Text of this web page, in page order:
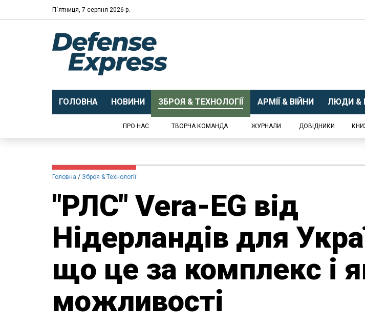
П`ятниця, 7 серпня 2026 р.
ГОЛОВНА НОВИНИ ЗБРОЯ & ТЕХНОЛОГІЇ АРМІЇ & ВІЙНИ ЛЮДИ &
ПРО НАС ТВОРЧА КОМАНДА ЖУРНАЛИ ДОВІДНИКИ
Головна Зброя & Технології
"РЛС" Vera-EG від
Нідерландів для
що це за комплекс і
можливості